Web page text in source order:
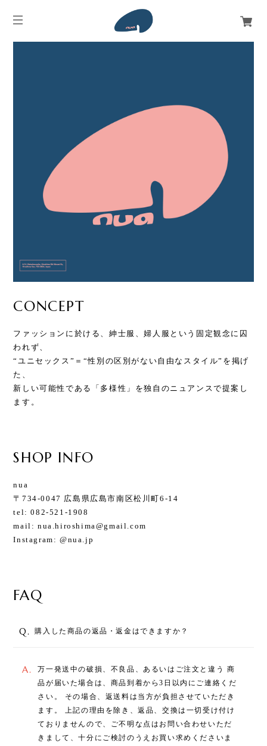
CONCEPT
ファッションに於ける、紳士服、婦人服という固定観念に囚
われず、
“ユニセックス”＝“性別の区別がない自由なスタイル”を掲げ
た、
新しい可能性である「多様性」を独自のニュアンスで提案し
ます。
SHOP INFO
nua
〒734-0047 広島県広島市南区松川町6-14
tel: 082-521-1908
mail: nua.hiroshima@gmail.com
Instagram: @nua.jp
FAQ
Q. 購入した商品の返品・返金はできますか？
A.
万一発送中の破損、不良品、あるいはご注文と違う 商
品が届いた場合は、商品到着から3日以内にご連絡くだ
さい。 その場合、返送料は当方が負担させていただき
ます。 上記の理由を除き、返品、交換は一切受け付け
ておりませんので、ご不明な点はお問い合わせいただ
きまして、十分にご検討のうえお買い求めくださいま